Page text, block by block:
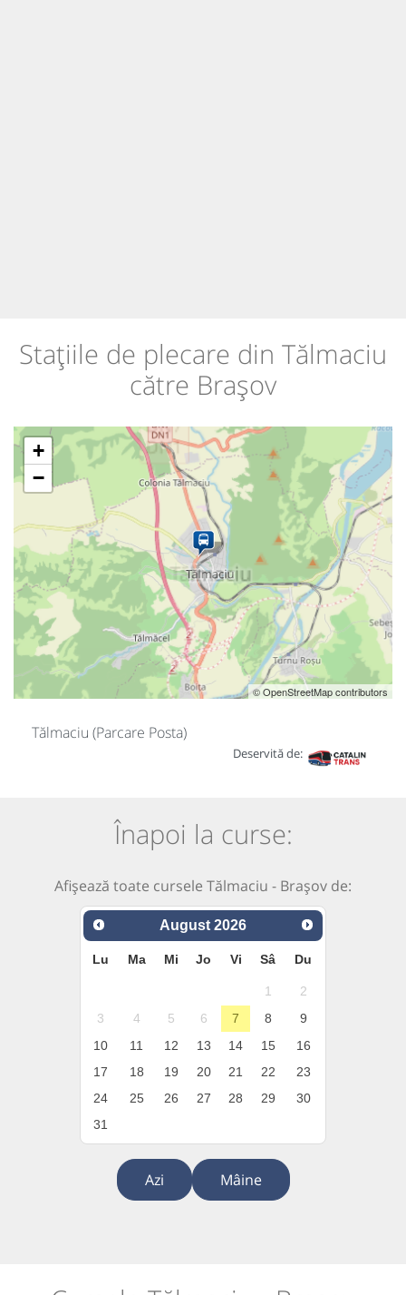
Stațiile de plecare din Tălmaciu
către Brașov
+
−
© OpenStreetMap contributors
Tălmaciu (Parcare Posta)
Deservită de:
Înapoi la curse:
Afișează toate cursele Tălmaciu - Brașov de:
August 2026
Lu Ma Mi Jo Vi Sâ Du
1
2
3
4 5 6 7 8
9
10
11 12 13 14 15
16
17
18 19 20 21 22
23
24
25 26 27 28 29
30
31
Azi Mâine